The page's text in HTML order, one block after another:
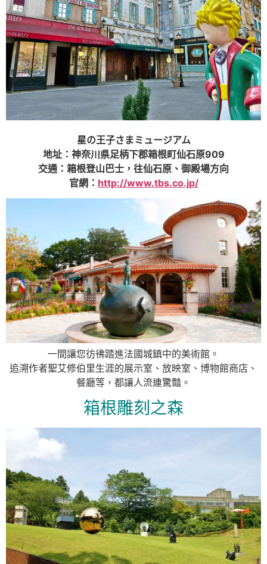
星の王子さまミュージアム
地址：神奈川県足柄下郡箱根町仙石原909
交通：箱根登山巴士，往仙石原、御殿場方向
官網： http://www.tbs.co.jp/
一間讓您彷彿踏進法國城鎮中的美術館。
追溯作者聖艾修伯里生涯的展示室、放映室、博物館商店、
餐廳等，都讓人流連驚豔。
箱根雕刻之森